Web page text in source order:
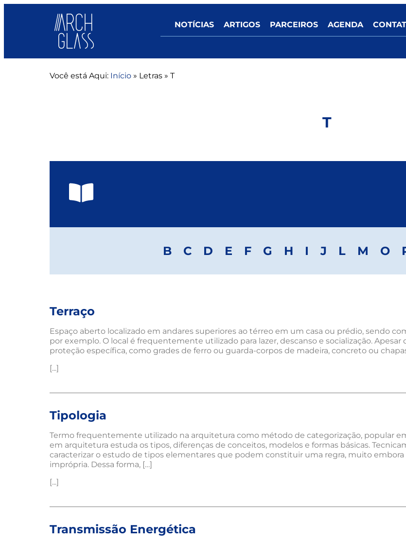
NOTÍCIAS ARTIGOS PARCEIROS AGENDA
Você está Aqui: Início » Letras » T
T
B C D E F G H I J L M O
Terraço
Espaço aberto localizado em andares superiores ao térreo em um casa ou prédio, sendo
por exemplo. O local é frequentemente utilizado para lazer, descanso e socialização. Apesar
proteção específica, como grades de ferro ou guarda-corpos de madeira, concreto ou
[...]
Tipologia
Termo frequentemente utilizado na arquitetura como método de categorização, popular
em arquitetura estuda os tipos, diferenças de conceitos, modelos e formas básicas.
caracterizar o estudo de tipos elementares que podem constituir uma regra, muito
imprópria. Dessa forma, […]
[...]
Transmissão Energética